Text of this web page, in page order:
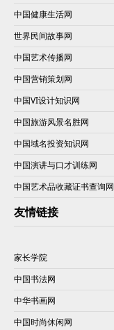
中国健康生活网
世界民间故事网
中国艺术传播网
中国营销策划网
中国VI设计知识网
中国旅游风景名胜网
中国域名投资知识网
中国演讲与口才训练网
中国艺术品收藏证书查询网
友情链接
家长学院
中国书法网
中华书画网
中国时尚休闲网